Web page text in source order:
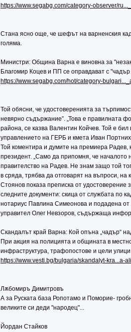
https://www.segabg.com/category-observer/
Стана ясно още, че шефът на варненския
голяма.
Министри: Община Варна е виновна за
Благомир Коцев и ПП се оправдават с
https://www.segabg.com/hot/category-
Той обясни, че удостоверенията за
невярно съдържание”. „Това е правилната
района, се казва Валентин Койчев. Той е
управлението на ГЕРБ и кмета Иван
Той коментира и думите на премиера Радев,
президент. „Само да припомня, че началото
правителство на Радев. Не знам защо той
в сряда, трябва да отговарят на въпроси, на
Стоянов показа преписка от удостоверение
следните документи: скица от службата по
нотариус Павлина Симеонова и подадена
управител Олег Невзоров, съдържаща
Скандалът край Варна: Кой опъна „чадър“
При акция на полицията и общината в
инфраструктура, трафопостове и цели
https://www.vesti.bg/bulgaria/skandalyt-kra...a-
Лѫбомиръ Димитровъ
А за Руската база Ропотамо и Поморие-
великите си деди "народец"...
Йордан Стайков